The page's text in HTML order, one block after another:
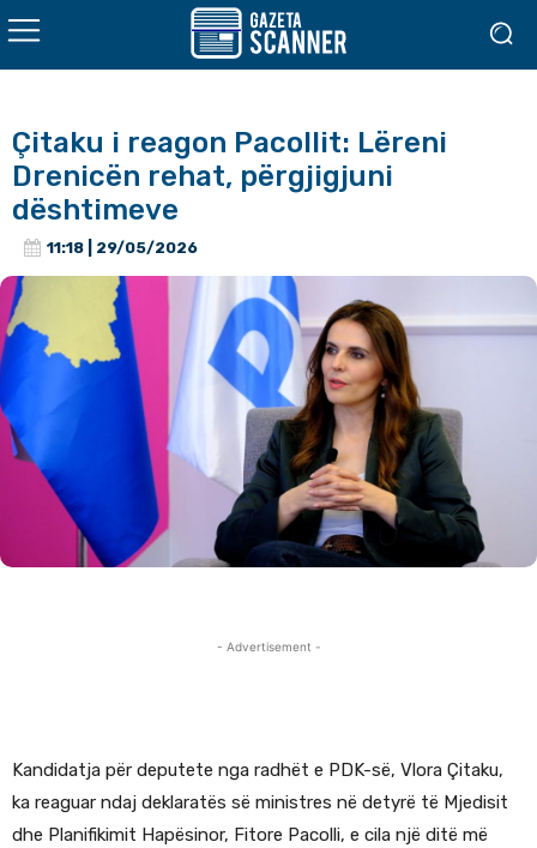
Çitaku i reagon Pacollit: Lëreni
Drenicën rehat, përgjigjuni
dështimeve
11:18 | 29/05/2026
- Advertisement -
Kandidatja për deputete nga radhët e PDK-së, Vlora Çitaku,
ka reaguar ndaj deklaratës së ministres në detyrë të Mjedisit
dhe Planifikimit Hapësinor, Fitore Pacolli, e cila një ditë më